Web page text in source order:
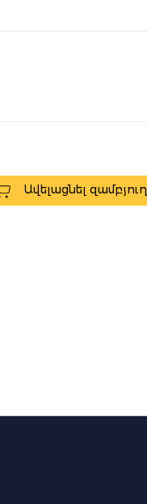
Ավելացնել զամբյուղ